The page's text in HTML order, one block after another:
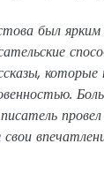
был
провел